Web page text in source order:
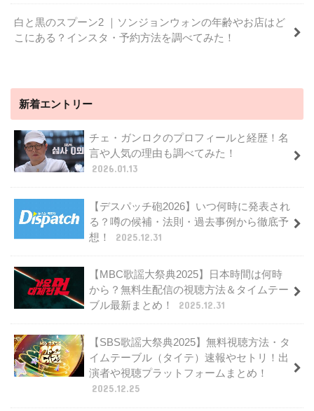
白と黒のスプーン2 ｜ソンジョンウォンの年齢やお店はど
こにある？インスタ・予約方法を調べてみた！
新着エントリー
チェ・ガンロクのプロフィールと経歴！名
言や人気の理由も調べてみた！
2026.01.13
【デスパッチ砲2026】いつ何時に発表され
る？噂の候補・法則・過去事例から徹底予
想！
2025.12.31
【MBC歌謡大祭典2025】日本時間は何時
から？無料生配信の視聴方法＆タイムテー
ブル最新まとめ！
2025.12.31
【SBS歌謡大祭典2025】無料視聴方法・タ
イムテーブル（タイテ）速報やセトリ！出
演者や視聴プラットフォームまとめ！
2025.12.25